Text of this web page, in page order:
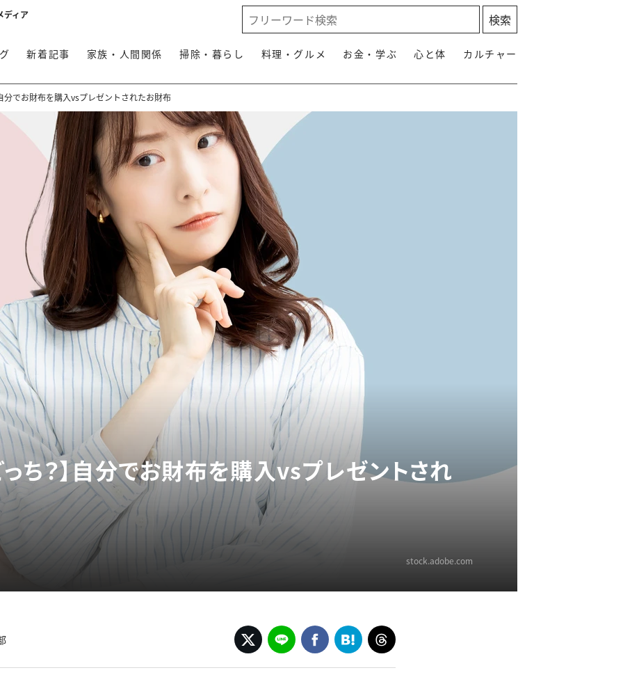
ディア
新着記事 家族・人間関係 掃除・暮らし 料理・グルメ お金・学ぶ 心と体 カルチャー
分でお財布を購入vsプレゼントされたお財布
っち？】自分でお財布を購入vsプレゼントされ
stock.adobe.com